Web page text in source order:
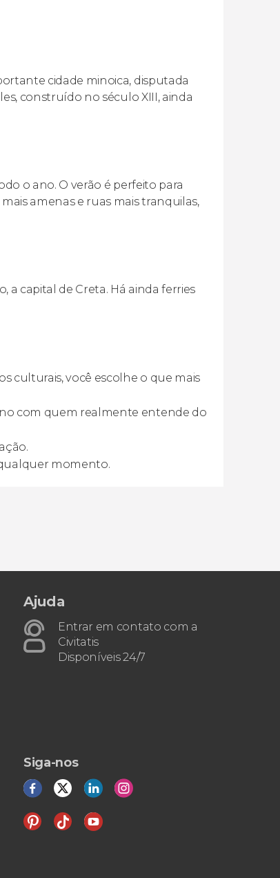
cidade minoica, disputada
construído no século XIII, ainda
o ano. O verão é perfeito para
amenas e ruas mais tranquilas,
a capital de Creta. Há ainda ferries
culturais, você escolhe o que mais
com quem realmente entende do
momento.
Ajuda
Entrar em contato com a
Civitatis
Disponíveis 24/7
Siga-nos